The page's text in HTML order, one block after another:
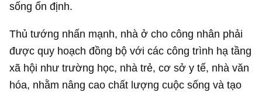
sống ổn định.
Thủ tướng nhấn mạnh, nhà ở cho công nhân phải
được quy hoạch đồng bộ với các công trình hạ tầng
xã hội như trường học, nhà trẻ, cơ sở y tế, nhà văn
hóa, nhằm nâng cao chất lượng cuộc sống và tạo